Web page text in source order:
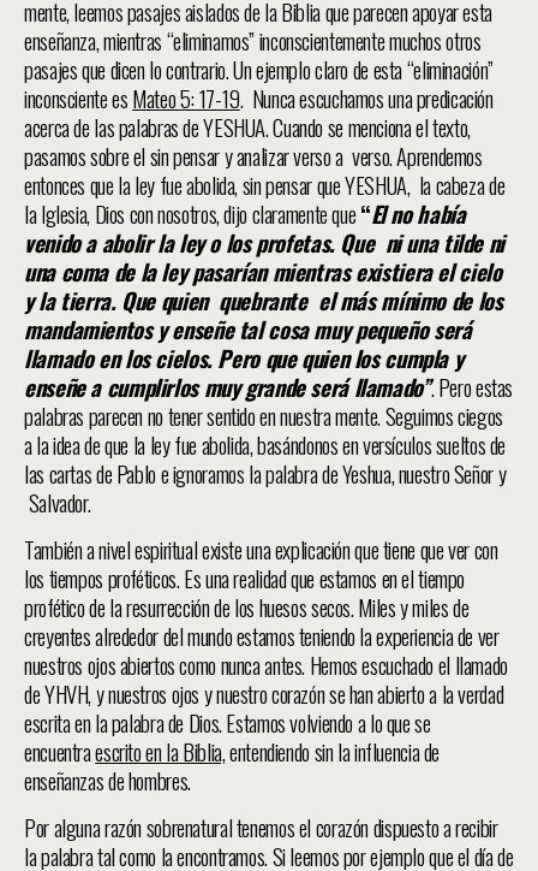
mente, leemos pasajes aislados de la Biblia que parecen apoyar esta
enseñanza, mientras “eliminamos” inconscientemente muchos otros
pasajes que dicen lo contrario. Un ejemplo claro de esta “eliminación”
inconsciente esMateo 5: 17-19. Nunca escuchamos una predicación
acerca de las palabras de YESHUA. Cuando se menciona el texto,
pasamos sobre el sin pensar y analizar verso a verso. Aprendemos
entonces que la ley fue abolida, sin pensar que YESHUA, la cabeza de
la Iglesia, Dios con nosotros, dijo claramente que“El no había
venido a abolir la ley o los profetas. Que ni una tilde ni
una coma de la ley pasarían mientras existiera el cielo
y la tierra. Que quien quebrante el más mínimo de los
mandamientos y enseñe tal cosa muy pequeño será
llamado en los cielos. Pero que quien los cumpla y
enseñe a cumplirlos muy grande será llamado”. Pero estas
palabras parecen no tener sentido en nuestra mente. Seguimos ciegos
a la idea de que la ley fue abolida, basándonos en versículos sueltos de
las cartas de Pablo e ignoramos la palabra de Yeshua, nuestro Señor y
Salvador.
También a nivel espiritual existe una explicación que tiene que ver con
los tiempos proféticos. Es una realidad que estamos en el tiempo
profético de la resurrección de los huesos secos. Miles y miles de
creyentes alrededor del mundo estamos teniendo la experiencia de ver
nuestros ojos abiertos como nunca antes. Hemos escuchado el llamado
de YHVH, y nuestros ojos y nuestro corazón se han abierto a la verdad
escrita en la palabra de Dios. Estamos volviendo a lo que se
encuentraescrito en la Biblia,entendiendo sin la influencia de
enseñanzas de hombres.
Por alguna razón sobrenatural tenemos el corazón dispuesto a recibir
la palabra tal como la encontramos. Si leemos por ejemplo que el día de